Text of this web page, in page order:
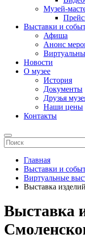
Музей-
Выставки и
Афиша
Анонс
Новости
О музее
История
Документы
Друзья
Наши цены
Контакты
Главная
Выставки и
Виртуальные
Выставка
Выставка